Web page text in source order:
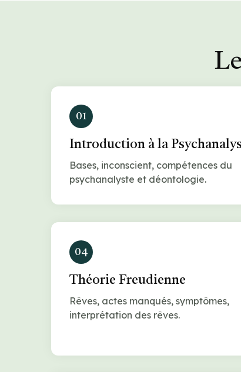
01
Introduction à la
Bases, inconscient, compétences du
psychanalyste et déontologie.
04
Théorie Freudienne
Rêves, actes manqués, symptômes,
interprétation des rêves.